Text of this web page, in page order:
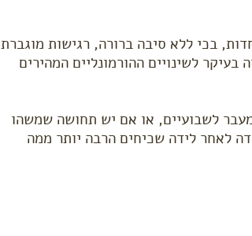
בכי ללא סיבה ברורה, רגישות מוגברת
לשינויים ההורמונליים המהירים
לשבועיים, או אם יש תחושה שמשהו
לאחר לידה שכיחים הרבה יותר ממה